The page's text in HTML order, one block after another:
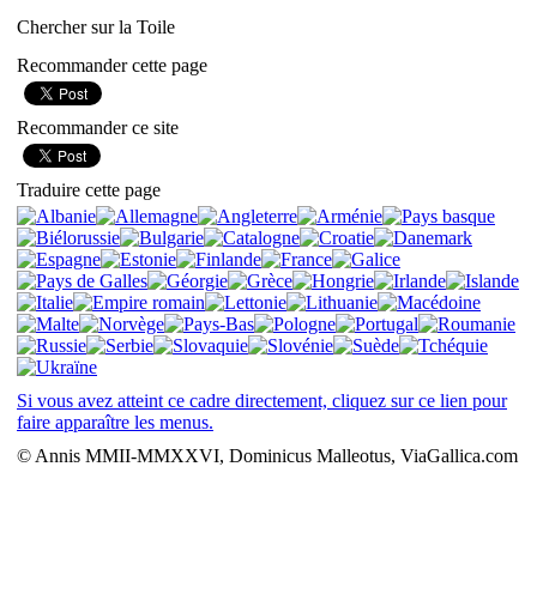
Chercher sur la Toile
Recommander cette page
Recommander ce site
Traduire cette page
Si vous avez atteint ce cadre directement, cliquez sur ce lien pour
faire apparaître les menus.
© Annis MMII-MMXXVI, Dominicus Malleotus, ViaGallica.com